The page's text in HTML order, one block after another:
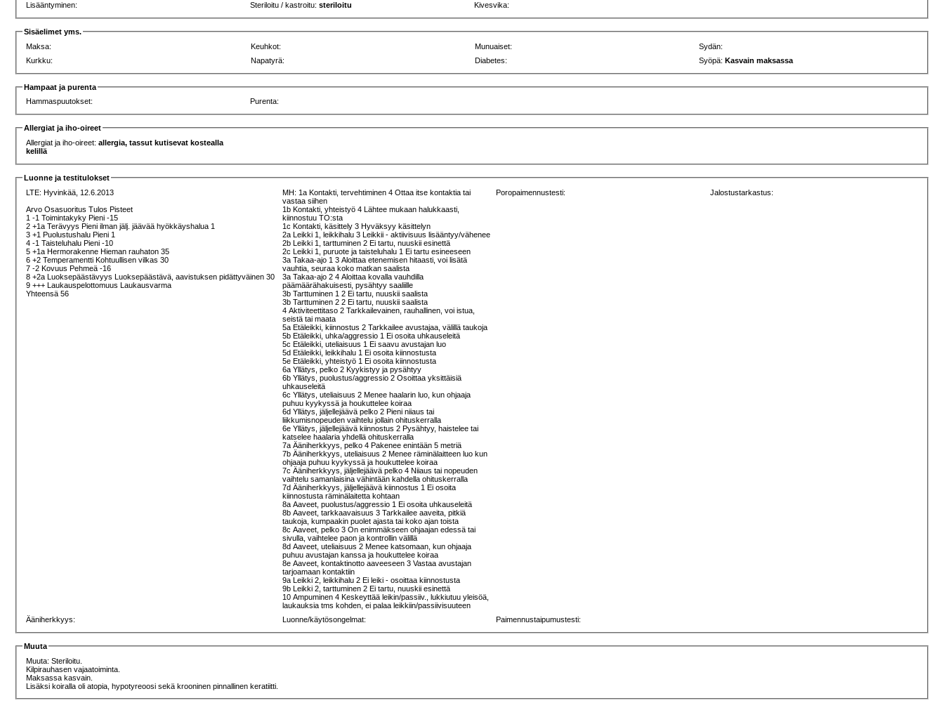
Lisääntyminen:
Steriloitu / kastroitu:steriloitu Kivesvika:
Sisäelimet yms.
Maksa:
Keuhkot: Munuaiset:
Sydän:
Kurkku:
Napatyrä: Diabetes: Syöpä:Kasvain maksassa
Hampaat ja purenta
Hammaspuutokset:
Purenta:
Allergiat ja iho-oireet
Allergiat ja iho-oireet:allergia, tassut kutisevat kostealla
kelillä
Luonne ja testitulokset
LTE:Hyvinkää, 12.6.2013
Arvo Osasuoritus Tulos Pisteet
1 -1 Toimintakyky Pieni -15
2 +1a Terävyys Pieni ilman jälj. jäävää hyökkäyshalua 1
3 +1 Puolustushalu Pieni 1
4 -1 Taisteluhalu Pieni -10
5 +1a Hermorakenne Hieman rauhaton 35
6 +2 Temperamentti Kohtuullisen vilkas 30
7 -2 Kovuus Pehmeä -16
8 +2a Luoksepäästävyys Luoksepäästävä, aavistuksen pidättyväinen 30
9 +++ Laukauspelottomuus Laukausvarma
Yhteensä 56
MH: 1a Kontakti, tervehtiminen 4 Ottaa itse kontaktia tai
vastaa siihen
1b Kontakti, yhteistyö 4 Lähtee mukaan halukkaasti,
kiinnostuu TO:sta
1c Kontakti, käsittely 3 Hyväksyy käsittelyn
2a Leikki 1, leikkihalu 3 Leikkii - aktiivisuus lisääntyy/vähenee
2b Leikki 1, tarttuminen 2 Ei tartu, nuuskii esinettä
2c Leikki 1, puruote ja taisteluhalu 1 Ei tartu esineeseen
3a Takaa-ajo 1 3 Aloittaa etenemisen hitaasti, voi lisätä
vauhtia, seuraa koko matkan saalista
3a Takaa-ajo 2 4 Aloittaa kovalla vauhdilla
päämäärähakuisesti, pysähtyy saaliille
3b Tarttuminen 1 2 Ei tartu, nuuskii saalista
3b Tarttuminen 2 2 Ei tartu, nuuskii saalista
4 Aktiviteettitaso 2 Tarkkailevainen, rauhallinen, voi istua,
seistä tai maata
5a Etäleikki, kiinnostus 2 Tarkkailee avustajaa, välillä taukoja
5b Etäleikki, uhka/aggressio 1 Ei osoita uhkauseleitä
5c Etäleikki, uteliaisuus 1 Ei saavu avustajan luo
5d Etäleikki, leikkihalu 1 Ei osoita kiinnostusta
5e Etäleikki, yhteistyö 1 Ei osoita kiinnostusta
6a Yllätys, pelko 2 Kyykistyy ja pysähtyy
6b Yllätys, puolustus/aggressio 2 Osoittaa yksittäisiä
uhkauseleitä
6c Yllätys, uteliaisuus 2 Menee haalarin luo, kun ohjaaja
puhuu kyykyssä ja houkuttelee koiraa
6d Yllätys, jäljellejäävä pelko 2 Pieni niiaus tai
liikkumisnopeuden vaihtelu jollain ohituskerralla
6e Yllätys, jäljellejäävä kiinnostus 2 Pysähtyy, haistelee tai
katselee haalaria yhdellä ohituskerralla
7a Ääniherkkyys, pelko 4 Pakenee enintään 5 metriä
7b Ääniherkkyys, uteliaisuus 2 Menee räminälaitteen luo kun
ohjaaja puhuu kyykyssä ja houkuttelee koiraa
7c Ääniherkkyys, jäljellejäävä pelko 4 Niiaus tai nopeuden
vaihtelu samanlaisina vähintään kahdella ohituskerralla
7d Ääniherkkyys, jäljellejäävä kiinnostus 1 Ei osoita
kiinnostusta räminälaitetta kohtaan
8a Aaveet, puolustus/aggressio 1 Ei osoita uhkauseleitä
8b Aaveet, tarkkaavaisuus 3 Tarkkailee aaveita, pitkiä
taukoja, kumpaakin puolet ajasta tai koko ajan toista
8c Aaveet, pelko 3 On enimmäkseen ohjaajan edessä tai
sivulla, vaihtelee paon ja kontrollin välillä
8d Aaveet, uteliaisuus 2 Menee katsomaan, kun ohjaaja
puhuu avustajan kanssa ja houkuttelee koiraa
8e Aaveet, kontaktinotto aaveeseen 3 Vastaa avustajan
tarjoamaan kontaktiin
9a Leikki 2, leikkihalu 2 Ei leiki - osoittaa kiinnostusta
9b Leikki 2, tarttuminen 2 Ei tartu, nuuskii esinettä
10 Ampuminen 4 Keskeyttää leikin/passiiv., lukkiutuu yleisöä,
laukauksia tms kohden, ei palaa leikkiin/passiivisuuteen
Poropaimennustesti: Jalostustarkastus:
Ääniherkkyys: Luonne/käytösongelmat: Paimennustaipumustesti:
Muuta
Muuta: Steriloitu.
Kilpirauhasen vajaatoiminta.
Maksassa kasvain.
Lisäksi koiralla oli atopia, hypotyreoosi sekä krooninen pinnallinen keratiitti.